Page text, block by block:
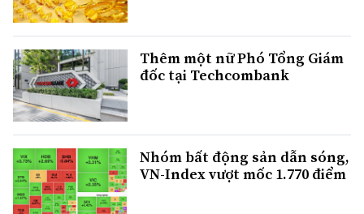
Thêm một nữ Phó Tổng Giám
đốc tại Techcombank
Nhóm bất động sản dẫn sóng,
VN-Index vượt mốc 1.770 điểm